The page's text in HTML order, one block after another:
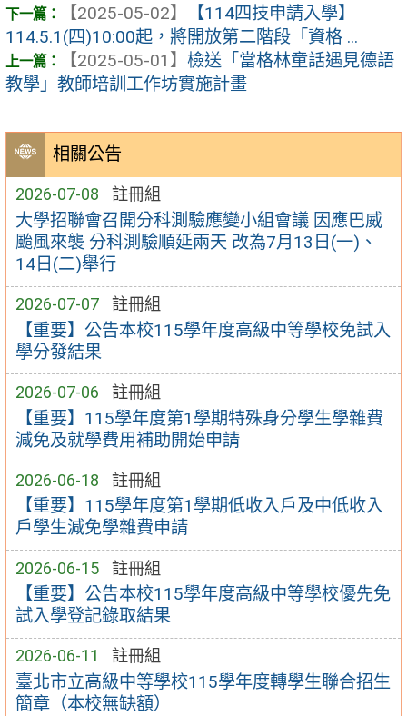
相關公告
2026-07-08 註冊組
大學招聯會召開分科測驗應變小組會議 因應巴威
颱風來襲 分科測驗順延兩天 改為7月13日(一)、
14日(二)舉行
2026-07-07 註冊組
【重要】公告本校115學年度高級中等學校免試入
學分發結果
2026-07-06 註冊組
【重要】115學年度第1學期特殊身分學生學雜費
減免及就學費用補助開始申請
2026-06-18 註冊組
【重要】115學年度第1學期低收入戶及中低收入
戶學生減免學雜費申請
2026-06-15 註冊組
【重要】公告本校115學年度高級中等學校優先免
試入學登記錄取結果
2026-06-11 註冊組
臺北市立高級中等學校115學年度轉學生聯合招生
簡章（本校無缺額）
【2025-05-02】
【114四技申請入學】
114.5.1(四)10:00起，將開放第二階段「資格 ...
【2025-05-01】 檢送「當格林童話遇見德語
教學」教師培訓工作坊實施計畫